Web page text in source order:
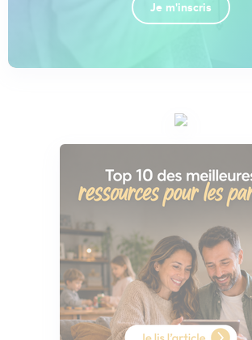
Je m'inscris